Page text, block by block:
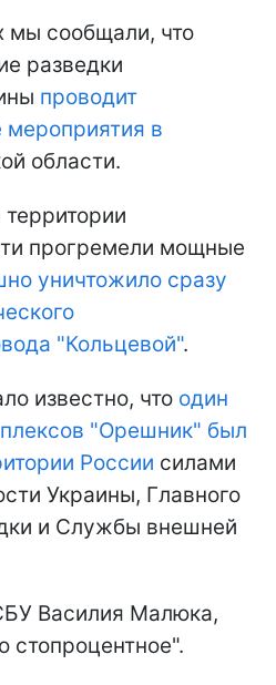
мы сообщали, что
разведки
проводит
мероприятия в
области.
прогремели мощные
уничтожило сразу
"Кольцевой".
известно, что один
"Орешник" был
России силами
Украины, Главного
и Службы внешней
Василия Малюка,
стопроцентное".